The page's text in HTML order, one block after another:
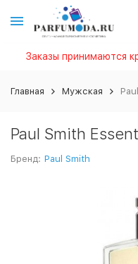
Заказы принимаются
Главная Мужская
Paul Smith
Бренд: Paul Smith